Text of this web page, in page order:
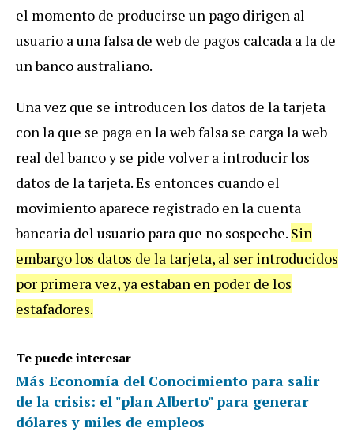
el momento de producirse un pago dirigen al
usuario a una falsa de web de pagos calcada a la de
un banco australiano.
Una vez que se introducen los datos de la tarjeta
con la que se paga en la web falsa se carga la web
real del banco y se pide volver a introducir los
datos de la tarjeta. Es entonces cuando el
movimiento aparece registrado en la cuenta
bancaria del usuario para que no sospeche. Sin
embargo los datos de la tarjeta, al ser introducidos
por primera vez, ya estaban en poder de los
estafadores.
Te puede interesar
Más Economía del Conocimiento para salir
de la crisis: el "plan Alberto" para generar
dólares y miles de empleos